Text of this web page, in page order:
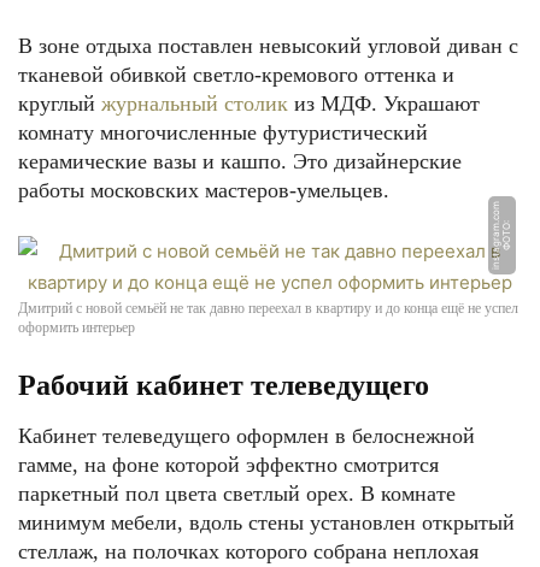
В зоне отдыха поставлен невысокий угловой диван с
тканевой обивкой светло-кремового оттенка и
круглый журнальный столик из МДФ. Украшают
комнату многочисленные футуристический
керамические вазы и кашпо. Это дизайнерские
работы московских мастеров-умельцев.
Ф
О
Т
О:
i
n
s
t
a
g
r
a
m.
c
o
m
Дмитрий с новой семьёй не так давно переехал в квартиру и до конца ещё не успел
оформить интерьер
Рабочий кабинет телеведущего
Кабинет телеведущего оформлен в белоснежной
гамме, на фоне которой эффектно смотрится
паркетный пол цвета светлый орех. В комнате
минимум мебели, вдоль стены установлен открытый
стеллаж, на полочках которого собрана неплохая